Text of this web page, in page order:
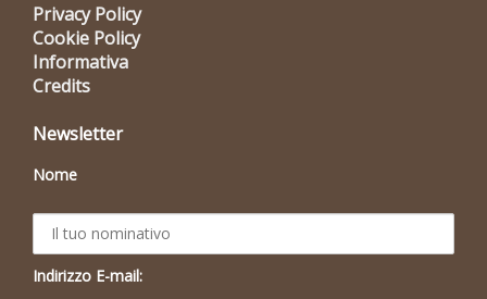
Privacy Policy
Cookie Policy
Informativa
Credits
Newsletter
Nome
Indirizzo E-mail: